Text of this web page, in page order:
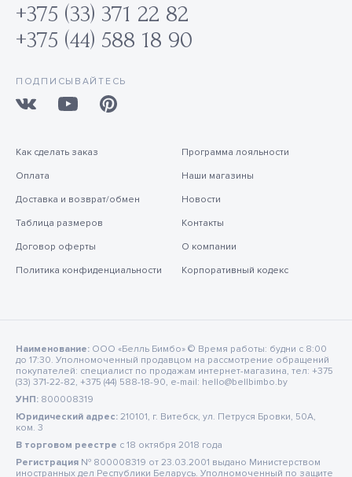
+375 (33) 371 22 82
+375 (44) 588 18 90
ПОДПИСЫВАЙТЕСЬ
Как сделать заказ
Оплата
Доставка и возврат/обмен
Таблица размеров
Договор оферты
Политика конфиденциальности
Программа лояльности
Наши магазины
Новости
Контакты
О компании
Корпоративный кодекс
Наименование: ООО «Белль Бимбо» © Время работы: будни с 8:00
до 17:30. Уполномоченный продавцом на рассмотрение обращений
покупателей: специалист по продажам интернет-магазина, тел: +375
(33) 371-22-82, +375 (44) 588-18-90, e-mail: hello@bellbimbo.by
УНП: 800008319
Юридический адрес: 210101, г. Витебск, ул. Петруся Бровки, 50А,
ком. 3
В торговом реестре c 18 октября 2018 года
Регистрация № 800008319 от 23.03.2001 выдано Министерством
иностранных дел Республики Беларусь. Уполномоченный по защите